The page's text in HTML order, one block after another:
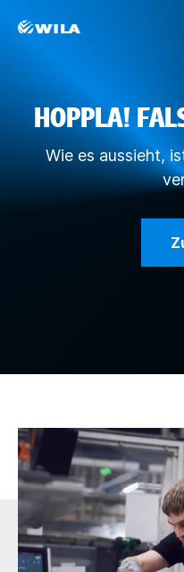
HOPPLA!
Wie es aussieht,